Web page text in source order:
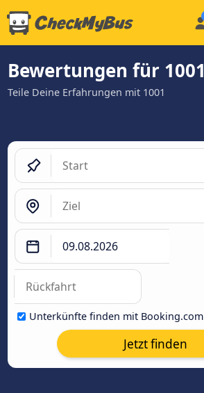
Bewertungen für 1001
Teile Deine Erfahrungen mit 1001
Unterkünfte finden mit Booking.com
Jetzt finden